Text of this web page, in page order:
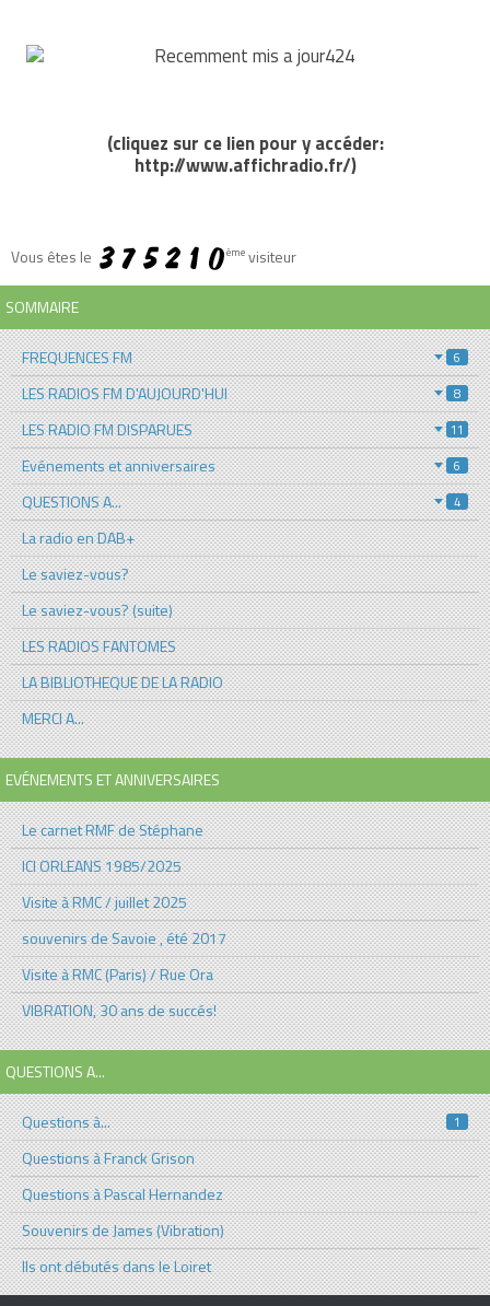
(cliquez sur ce lien pour y accéder:
http://www.affichradio.fr/)
Vous êtes le èmevisiteur
SOMMAIRE
FREQUENCES FM 6
LES RADIOS FM D'AUJOURD'HUI 8
LES RADIO FM DISPARUES 11
Evénements et anniversaires 6
QUESTIONS A... 4
La radio en DAB+
Le saviez-vous?
Le saviez-vous? (suite)
LES RADIOS FANTOMES
LA BIBLIOTHEQUE DE LA RADIO
MERCI A...
EVÉNEMENTS ET ANNIVERSAIRES
Le carnet RMF de Stéphane
ICI ORLEANS 1985/2025
Visite à RMC / juillet 2025
souvenirs de Savoie , été 2017
Visite à RMC (Paris) / Rue Ora
VIBRATION, 30 ans de succés!
QUESTIONS A...
Questions à... 1
Questions à Franck Grison
Questions à Pascal Hernandez
Souvenirs de James (Vibration)
Ils ont débutés dans le Loiret